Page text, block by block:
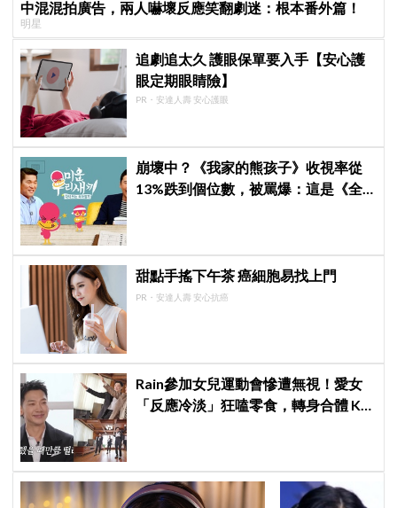
中混混拍廣告，兩人嚇壞反應笑翻劇迷：根本番外篇！
明星
追劇追太久 護眼保單要入手【安心護
眼定期眼睛險】
PR・安達人壽 安心護眼
崩壞中？《我家的熊孩子》收視率從
13%跌到個位數，被罵爆：這是《全
甜點手搖下午茶 癌細胞易找上門
PR・安達人壽 安心抗癌
Rain參加女兒運動會慘遭無視！愛女
「反應冷淡」狂嗑零食，轉身合體 KAI